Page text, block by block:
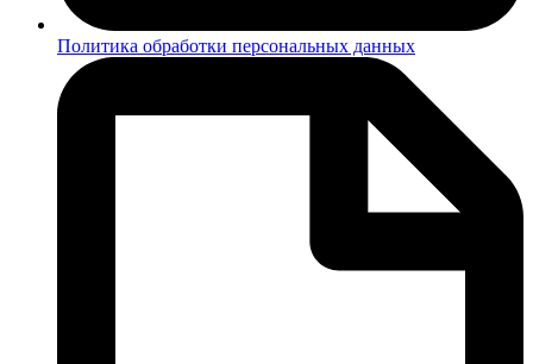
Политика обработки персональных данных